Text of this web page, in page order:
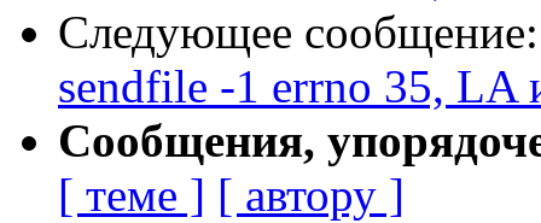
Следующее
sendfile -1 errno 35, LA
Сообщения,
[ теме ] [ автору ]